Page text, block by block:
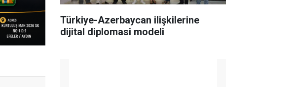
Türkiye-Azerbaycan ilişkilerine
dijital diplomasi modeli